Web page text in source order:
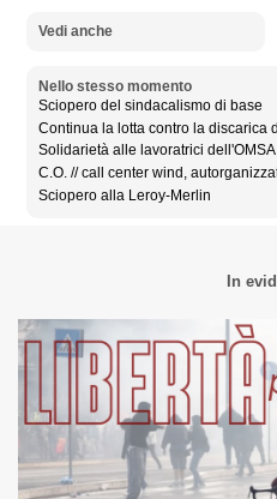
Vedi anche
Nello stesso momento
Sciopero del sindacalismo di base
Continua la lotta contro la discarica
Solidarietà alle lavoratrici dell'OMSA
C.O. // call center wind,
Sciopero alla Leroy-Merlin
In